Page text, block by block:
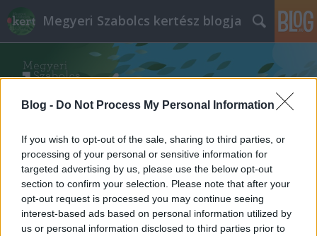
Blog - Do Not Process My Personal Information
If you wish to opt-out of the sale, sharing to third parties, or
processing of your personal or sensitive information for
targeted advertising by us, please use the below opt-out
section to confirm your selection. Please note that after your
opt-out request is processed you may continue seeing
interest-based ads based on personal information utilized by
us or personal information disclosed to third parties prior to
Megyeri Szabolcs kertész blogja
Címkék»mulcs
Hogyan lesz gyommentes ágyásunk?
Megyeri Szabolcs• 2014. november 15.